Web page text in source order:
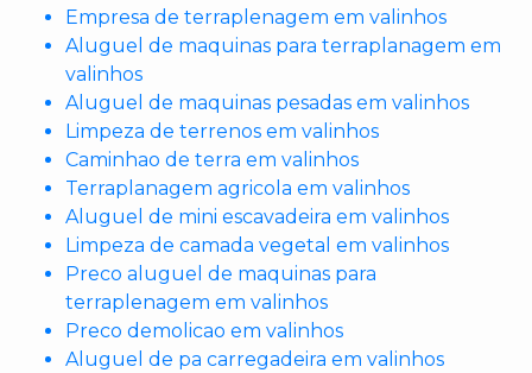
Empresa de terraplenagem em valinhos
Aluguel de maquinas para terraplanagem em
valinhos
Aluguel de maquinas pesadas em valinhos
Limpeza de terrenos em valinhos
Caminhao de terra em valinhos
Terraplanagem agricola em valinhos
Aluguel de mini escavadeira em valinhos
Limpeza de camada vegetal em valinhos
Preco aluguel de maquinas para
terraplenagem em valinhos
Preco demolicao em valinhos
Aluguel de pa carregadeira em valinhos